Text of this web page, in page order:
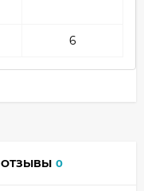
6
ОТЗЫВЫ 0